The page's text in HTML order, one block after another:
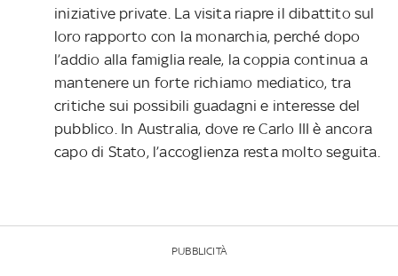
iniziative private. La visita riapre il dibattito sul
loro rapporto con la monarchia, perché dopo
l’addio alla famiglia reale, la coppia continua a
mantenere un forte richiamo mediatico, tra
critiche sui possibili guadagni e interesse del
pubblico. In Australia, dove re Carlo III è ancora
capo di Stato, l’accoglienza resta molto seguita.
PUBBLICITÀ